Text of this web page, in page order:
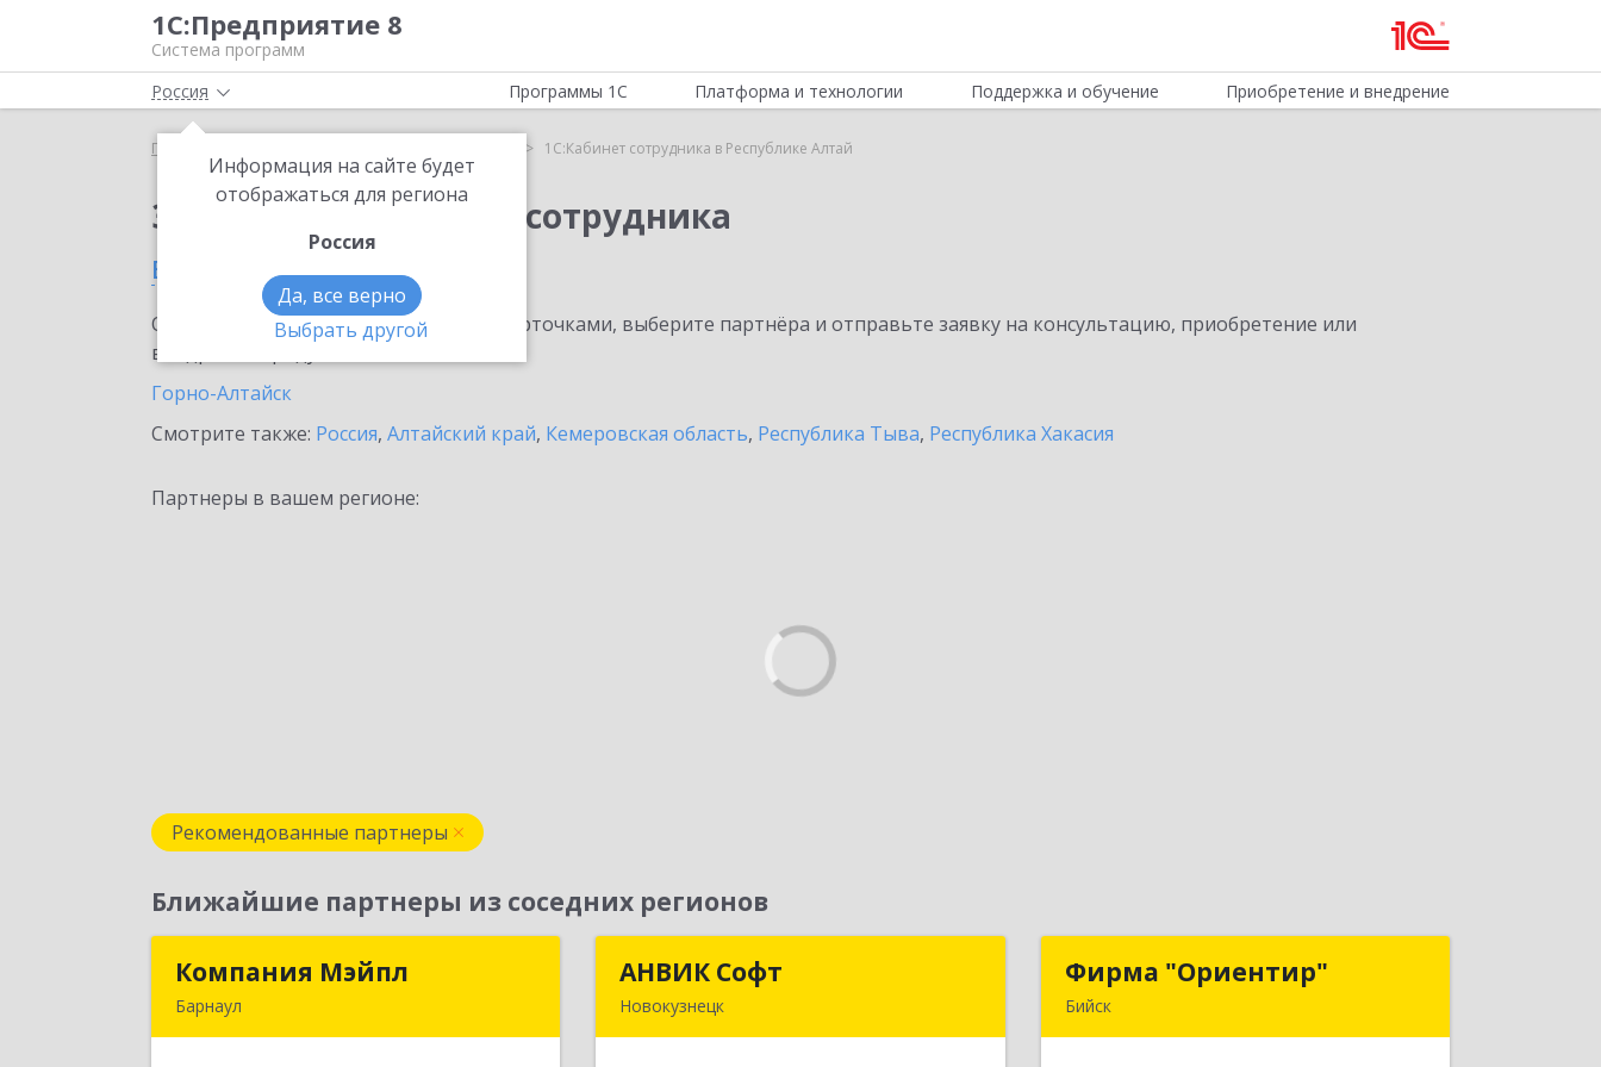
1С:Предприятие 8
Система программ
Россия
Информация на сайте будет
отображаться для региона
Россия
Да, все верно
Выбрать другой
Программы 1С Платформа и технологии Поддержка и обучение Приобретение и внедрение
Главная 1С:Кабинет сотрудника в Республике Алтай
Заказать 1С:Кабинет сотрудника
в Республике Алтай
Ознакомьтесь с информационными карточками, выберите партнёра и отправьте заявку на консультацию, приобретение или
внедрение продукта.
Горно-Алтайск
Смотрите также: Россия, Алтайский край, Кемеровская область, Республика Тыва, Республика Хакасия
Партнеры в вашем регионе:
Рекомендованные партнеры
Ближайшие партнеры из соседних регионов
Компания Мэйпл
Барнаул
Компания Мэйпл АНВИК Софт
Новокузнецк
Фирма "Ориентир"
Бийск
Фирма "Ориентир"